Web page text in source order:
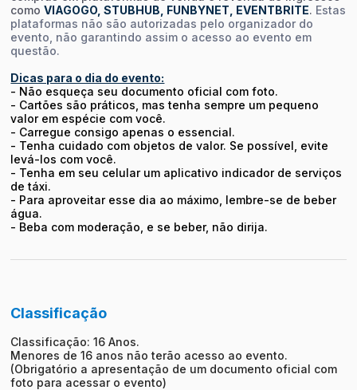
comoVIAGOGO, STUBHUB, FUNBYNET, EVENTBRITE. Estas
plataformas não são autorizadas pelo organizador do
evento, não garantindo assim o acesso ao evento em
questão.
Dicas para o dia do evento:
- Não esqueça seu documento oficial com foto.
- Cartões são práticos, mas tenha sempre um pequeno
valor em espécie com você.
- Carregue consigo apenas o essencial.
- Tenha cuidado com objetos de valor. Se possível, evite
levá-los com você.
- Tenha em seu celular um aplicativo indicador de serviços
de táxi.
- Para aproveitar esse dia ao máximo, lembre-se de beber
água.
- Beba com moderação, e se beber, não dirija.
Classificação
Classificação: 16 Anos.
Menores de 16 anos não terão acesso ao evento.
(Obrigatório a apresentação de um documento oficial com
foto para acessar o evento)